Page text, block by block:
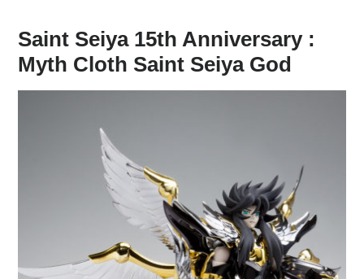
Saint Seiya 15th Anniversary :
Myth Cloth Saint Seiya God